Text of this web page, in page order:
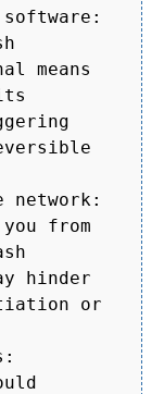
means
network:
from
hinder
or